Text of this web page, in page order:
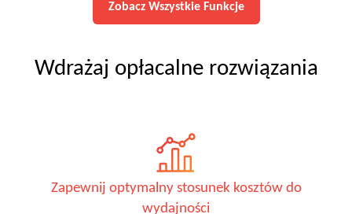
Zobacz Wszystkie Funkcje
Wdrażaj opłacalne rozwiązania
Zapewnij optymalny stosunek kosztów do
wydajności